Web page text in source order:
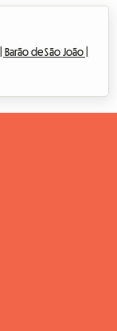
Barão de São João |